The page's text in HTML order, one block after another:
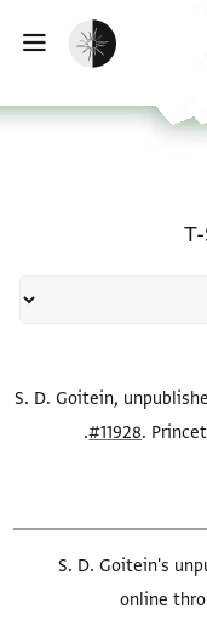
تفعيل الوضع المظلم
S. D. Goitein,
#11928 .
S. D. Goitein's
online